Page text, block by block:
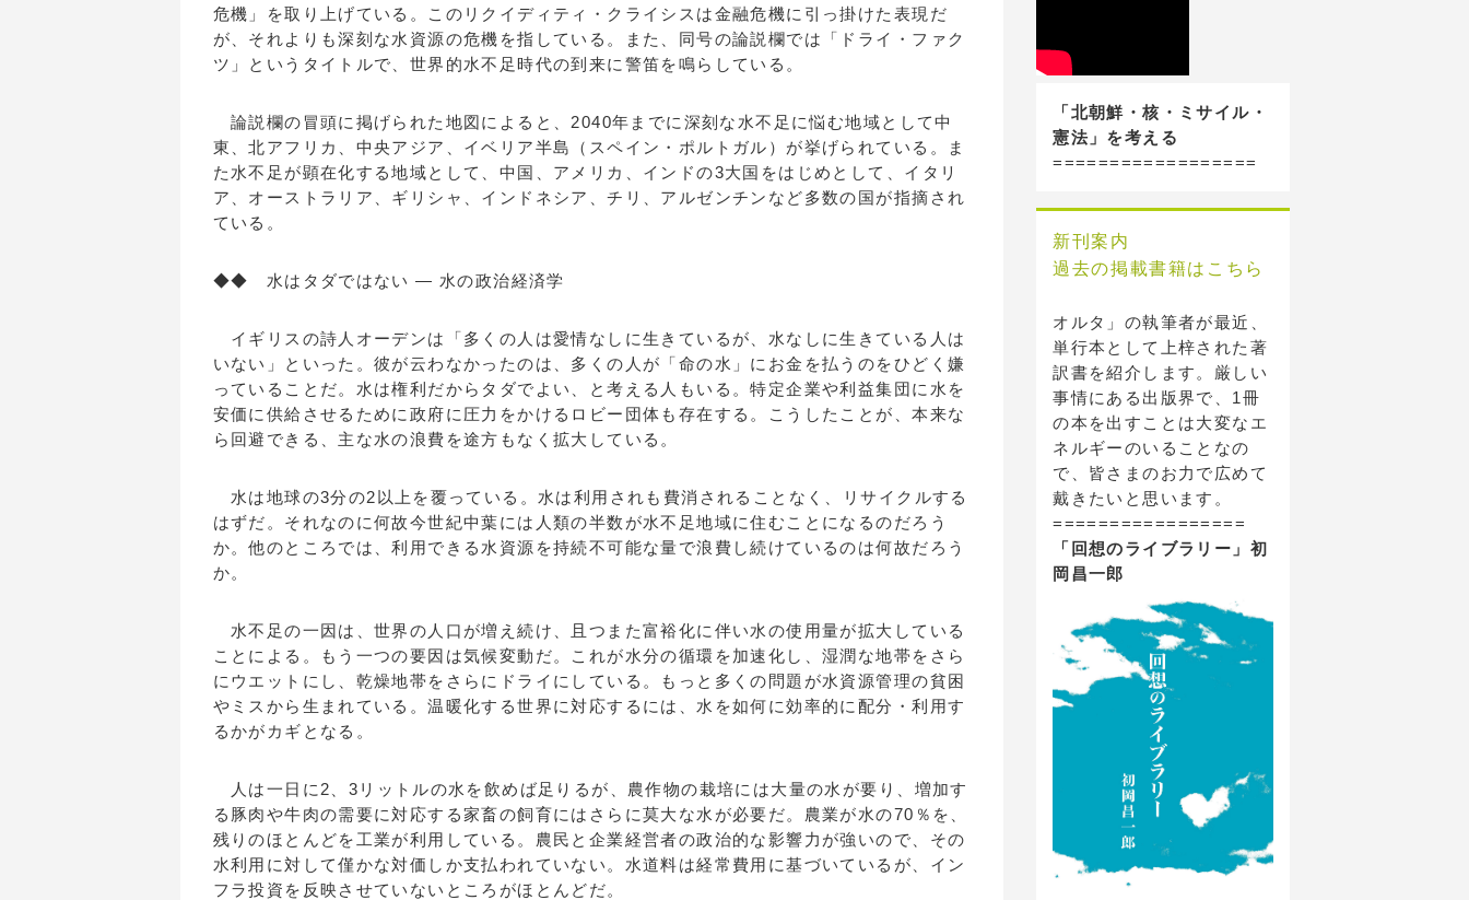
危機」を取り上げている。このリクイディティ・クライシスは金融危機に引っ掛けた表現だ
が、それよりも深刻な水資源の危機を指している。また、同号の論説欄では「ドライ・ファク
ツ」というタイトルで、世界的水不足時代の到来に警笛を鳴らしている。
論説欄の冒頭に掲げられた地図によると、2040年までに深刻な水不足に悩む地域として中
東、北アフリカ、中央アジア、イベリア半島（スペイン・ポルトガル）が挙げられている。ま
た水不足が顕在化する地域として、中国、アメリカ、インドの3大国をはじめとして、イタリ
ア、オーストラリア、ギリシャ、インドネシア、チリ、アルゼンチンなど多数の国が指摘され
ている。
◆◆ 水はタダではない ― 水の政治経済学
イギリスの詩人オーデンは「多くの人は愛情なしに生きているが、水なしに生きている人は
いない」といった。彼が云わなかったのは、多くの人が「命の水」にお金を払うのをひどく嫌
っていることだ。水は権利だからタダでよい、と考える人もいる。特定企業や利益集団に水を
安価に供給させるために政府に圧力をかけるロビー団体も存在する。こうしたことが、本来な
ら回避できる、主な水の浪費を途方もなく拡大している。
水は地球の3分の2以上を覆っている。水は利用されも費消されることなく、リサイクルする
はずだ。それなのに何故今世紀中葉には人類の半数が水不足地域に住むことになるのだろう
か。他のところでは、利用できる水資源を持続不可能な量で浪費し続けているのは何故だろう
か。
水不足の一因は、世界の人口が増え続け、且つまた富裕化に伴い水の使用量が拡大している
ことによる。もう一つの要因は気候変動だ。これが水分の循環を加速化し、湿潤な地帯をさら
にウエットにし、乾燥地帯をさらにドライにしている。もっと多くの問題が水資源管理の貧困
やミスから生まれている。温暖化する世界に対応するには、水を如何に効率的に配分・利用す
るかがカギとなる。
人は一日に2、3リットルの水を飲めば足りるが、農作物の栽培には大量の水が要り、増加す
る豚肉や牛肉の需要に対応する家畜の飼育にはさらに莫大な水が必要だ。農業が水の70％を、
残りのほとんどを工業が利用している。農民と企業経営者の政治的な影響力が強いので、その
水利用に対して僅かな対価しか支払われていない。水道料は経常費用に基づいているが、イン
フラ投資を反映させていないところがほとんどだ。
「北朝鮮・核・ミサイル・
憲法」を考える
==================
新刊案内
過去の掲載書籍はこちら
オルタ」の執筆者が最近、
単行本として上梓された著
訳書を紹介します。厳しい
事情にある出版界で、1冊
の本を出すことは大変なエ
ネルギーのいることなの
で、皆さまのお力で広めて
戴きたいと思います。
=================
「回想のライブラリー」初
岡昌一郎